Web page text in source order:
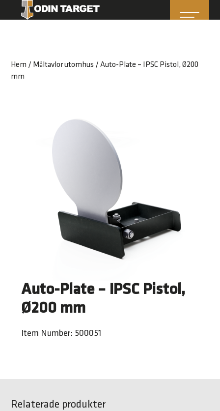
Hem / Måltavlor utomhus / Auto-Plate – IPSC Pistol, Ø200
mm
Auto-Plate – IPSC Pistol,
Ø200 mm
Item Number: 500051
Relaterade produkter